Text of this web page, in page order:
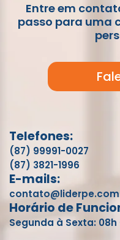
Entre em
passo para uma
Telefones:
(87) 99991-0027
(87) 3821-1996
E-mails:
Horário de
Segunda à Sexta: 08h